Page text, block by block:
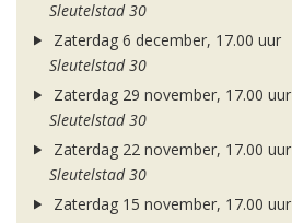
Sleutelstad 30
Zaterdag 6 december, 17.00 uur
Sleutelstad 30
Zaterdag 29 november, 17.00 uur
Sleutelstad 30
Zaterdag 22 november, 17.00 uur
Sleutelstad 30
Zaterdag 15 november, 17.00 uur